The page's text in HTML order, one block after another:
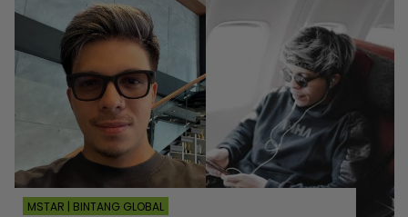
MSTAR | BINTANG GLOBAL